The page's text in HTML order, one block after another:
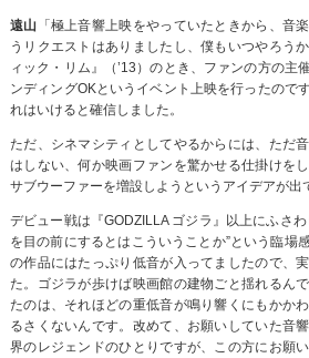
遠山 「極上音響上映をやっていたときから、音
うリクエストはありましたし、僕もいつやろう
ィック・リム』（’13）のとき、ファンの方の主
ンディングOKというイベント上映を行ったので
れはいけると確信しました。
ただ、シネマシティとしてやるからには、ただ
はしない、何か映画ファンを驚かせる仕掛けを
サブウーファーを増設しようというアイデアが出
デビュー戦は『GODZILLA ゴジラ』以上にふさ
を目の前にするとはこういうことか”という臨場
の作品にはたっぷり低音が入ってましたので、
た。ゴジラが歩けば映画館の建物ごと揺れるん
たのは、それほどの重低音が鳴り響くにもかか
るさくないんです。改めて、お願いしていた音
界のレジェンドのひとりですが、この方にお願